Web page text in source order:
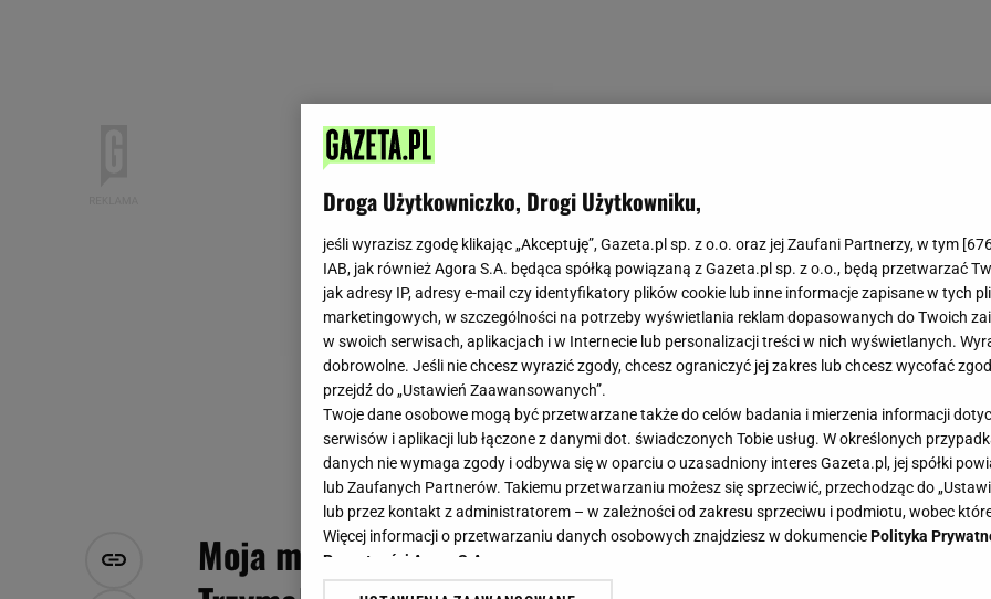
Moja mama nigdy nie wkładała pomidorów do lodówki.
Droga Użytkowniczko, Drogi Użytkowniku,
jeśli wyrazisz zgodę klikając „Akceptuję”, Gazeta.pl sp. z o.o. oraz jej Zaufani Partnerzy, w tym [
IAB, jak również Agora S.A. będąca spółką powiązaną z Gazeta.pl sp. z o.o., będą przetwarzać
jak adresy IP, adresy e-mail czy identyfikatory plików cookie lub inne informacje zapisane w tych
marketingowych, w szczególności na potrzeby wyświetlania reklam dopasowanych do Twoich
w swoich serwisach, aplikacjach i w Internecie lub personalizacji treści w nich wyświetlanych.
dobrowolne. Jeśli nie chcesz wyrazić zgody, chcesz ograniczyć jej zakres lub chcesz wycofać
przejdź do „Ustawień Zaawansowanych”.
Twoje dane osobowe mogą być przetwarzane także do celów badania i mierzenia informacji
serwisów i aplikacji lub łączone z danymi dot. świadczonych Tobie usług. W określonych
danych nie wymaga zgody i odbywa się w oparciu o uzasadniony interes Gazeta.pl, jej spółki
lub Zaufanych Partnerów. Takiemu przetwarzaniu możesz się sprzeciwić, przechodząc do
lub przez kontakt z administratorem – w zależności od zakresu sprzeciwu i podmiotu, wobec
Więcej informacji o przetwarzaniu danych osobowych znajdziesz w dokumenciePolityka
Prywatności Agora S.A.